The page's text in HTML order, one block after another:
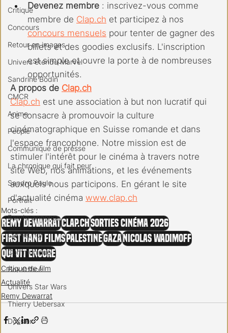
Critique
Concours
Retour en images
Univers étendu Marvel
Sandrine Bodin
CMCR
Anime
People
Communiqué de presse
La chronique qui fait peur
Sandro Paulo
Portrait
Bande-annonce
Carnet noir
Communiqué
Box Office
Univers Star Wars
Thierry Uebersax
Dossier
Devenez membre : inscrivez-vous comme
membre de Clap.ch et participez à nos
concours mensuels pour tenter de gagner des
billets et des goodies exclusifs. L'inscription
est simple et ouvre la porte à de nombreuses
opportunités.
A propos de Clap.ch
Clap.ch est une association à but non lucratif qui
se consacre à promouvoir la culture
cinématographique en Suisse romande et dans
l'espace francophone. Notre mission est de
stimuler l'intérêt pour le cinéma à travers notre
site Web, nos animations, et les événements
auxquels nous participons. En gérant le site
d'actualité cinéma www.clap.ch
Mots-clés :
Remy Dewarratclap.chSorties cinéma 2026
First Hand Films PalestineGazaNicolas Wadimoff
Qui vit encore
Critique de film
Actualité
Remy Dewarrat